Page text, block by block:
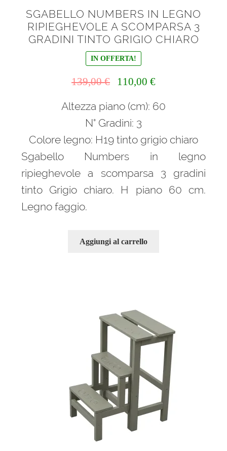
SGABELLO NUMBERS IN LEGNO
RIPIEGHEVOLE A SCOMPARSA 3
GRADINI TINTO GRIGIO CHIARO
IN OFFERTA!
139,00€
originale
139,00 €.
110,00 €Il
attuale
Altezza piano (cm): 60
N° Gradini: 3
Colore legno: H19 tinto grigio chiaro
Sgabello Numbers in legno
ripieghevole a scomparsa 3 gradini
tinto Grigio chiaro. H piano 60 cm.
Legno faggio.
Aggiungi al carrello